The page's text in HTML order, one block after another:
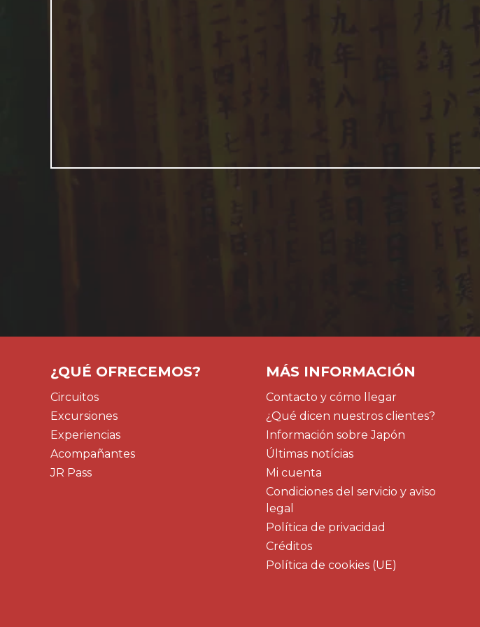
¿QUÉ OFRECEMOS?
Circuitos
Excursiones
Experiencias
Acompañantes
JR Pass
MÁS INFORMACIÓN
Contacto y cómo llegar
¿Qué dicen nuestros clientes?
Información sobre Japón
Últimas notícias
Mi cuenta
Condiciones del servicio y aviso
legal
Política de privacidad
Créditos
Política de cookies (UE)